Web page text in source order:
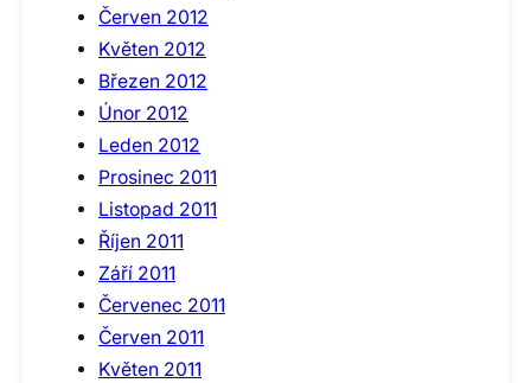
Červen 2012
Květen 2012
Březen 2012
Únor 2012
Leden 2012
Prosinec 2011
Listopad 2011
Říjen 2011
Září 2011
Červenec 2011
Červen 2011
Květen 2011